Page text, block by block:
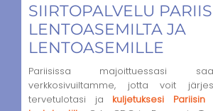
SIIRTOPALVELU
LENTOASEMILTA JA
LENTOASEMILLE
Pariisissa majoittuessasi
verkkosivuiltamme, jotta voit
tervetulotasi ja kuljetuksesi